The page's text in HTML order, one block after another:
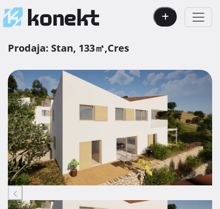
Prodaja: Stan, 133㎡,Cres